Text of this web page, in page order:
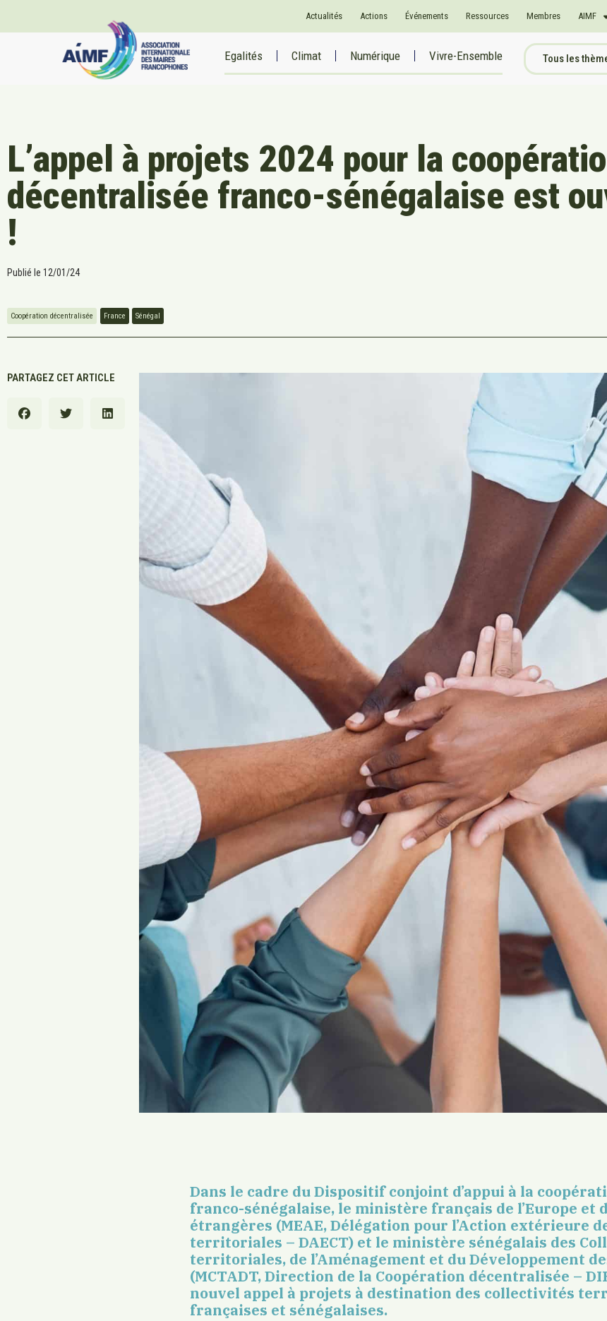
Actualités Actions Événements Ressources Membres AIMF
Egalités Climat Numérique Vivre-Ensemble Tous les
L’appel à projets 2024 pour la
décentralisée franco-sénégalaise est
!
Publié le 12/01/24
Coopération décentralisée France Sénégal
PARTAGEZ CET ARTICLE
Dans le cadre du Dispositif conjoint d’appui à la
franco-sénégalaise, le ministère français de l’Europe et
étrangères (MEAE, Délégation pour l’Action extérieure
territoriales – DAECT) et le ministère sénégalais des
territoriales, de l’Aménagement et du Développement
(MCTADT, Direction de la Coopération décentralisée –
nouvel appel à projets à destination des collectivités
françaises et sénégalaises.